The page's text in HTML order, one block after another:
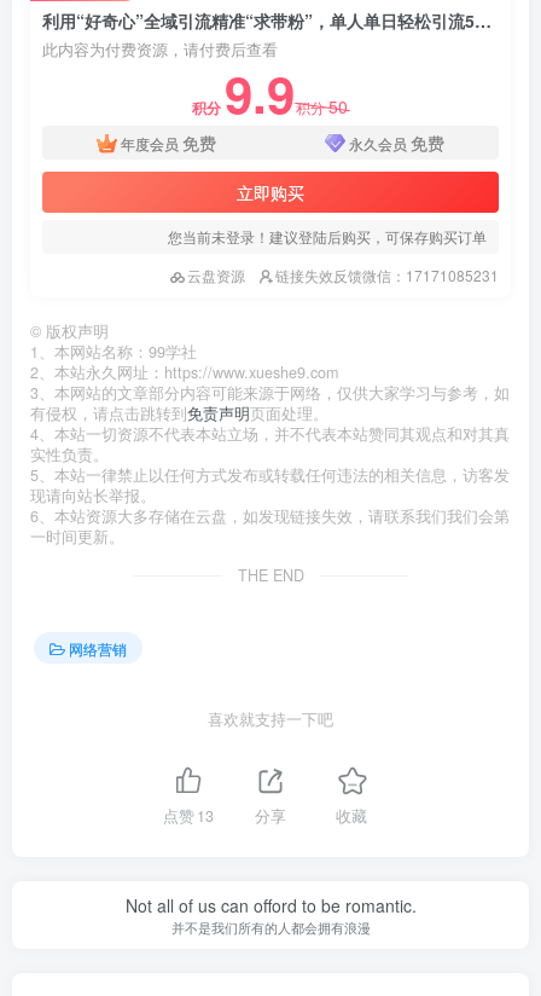
利用“好奇心”全域引流精准“求带粉”，单人单日轻松引流500+
此内容为付费资源，请付费后查看
积分 9.9积分50
年度会员 免费 永久会员 免费
立即购买
您当前未登录！建议登陆后购买，可保存购买订单
云盘资源
链接失效反馈微信：17171085231
© 版权声明
1、本网站名称：99学社
2、本站永久网址：https://www.xueshe9.com
3、本网站的文章部分内容可能来源于网络，仅供大家学习与参考，如
有侵权，请点击跳转到免责声明页面处理。
4、本站一切资源不代表本站立场，并不代表本站赞同其观点和对其真
实性负责。
5、本站一律禁止以任何方式发布或转载任何违法的相关信息，访客发
现请向站长举报。
6、本站资源大多存储在云盘，如发现链接失效，请联系我们我们会第
一时间更新。
THE END
网络营销
喜欢就支持一下吧
点赞13 分享 收藏
Not all of us can offord to be romantic.
并不是我们所有的人都会拥有浪漫